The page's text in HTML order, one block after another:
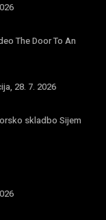
The Door To An
28. 7. 2026
skladbo Sijem